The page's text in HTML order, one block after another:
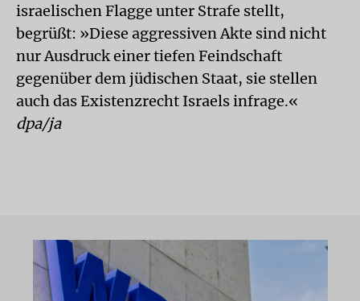
israelischen Flagge unter Strafe stellt,
begrüßt: »Diese aggressiven Akte sind nicht
nur Ausdruck einer tiefen Feindschaft
gegenüber dem jüdischen Staat, sie stellen
auch das Existenzrecht Israels infrage.«
dpa/ja